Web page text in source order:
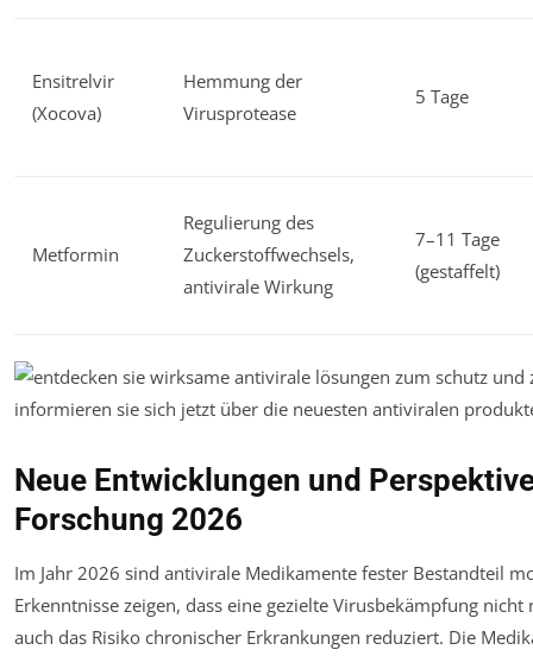
Ensitrelvir
(Xocova)
Hemmung der
Virusprotease
5 Tage
Metformin
Regulierung des
Zuckerstoffwechsels,
antivirale Wirkung
7–11 Tage
(gestaffelt)
Neue Entwicklungen und
Forschung 2026
Im Jahr 2026 sind antivirale Medikamente fester Bestandteil
Erkenntnisse zeigen, dass eine gezielte Virusbekämpfung
auch das Risiko chronischer Erkrankungen reduziert. Die